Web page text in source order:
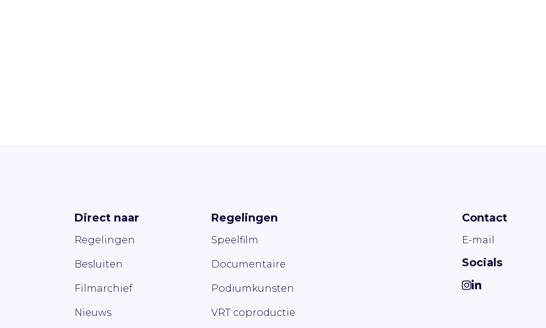
Direct naar
Regelingen
Besluiten
Filmarchief
Nieuws
Regelingen
Speelfilm
Documentaire
Podiumkunsten
VRT coproductie
Contact
E-mail
Socials